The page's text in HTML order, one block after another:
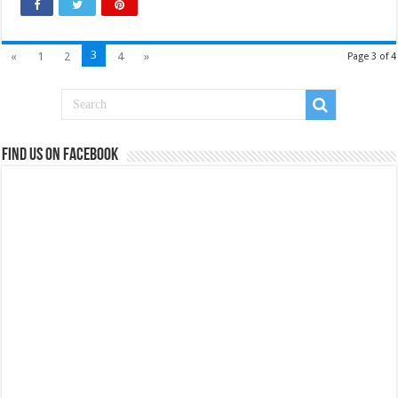
Page 3 of 4
« 1 2 3 4 »
Find us on Facebook